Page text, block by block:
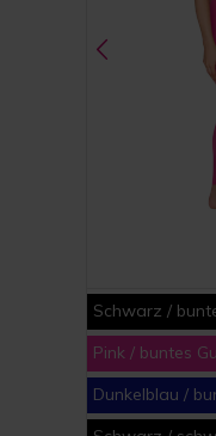
Schwarz /
Pink / buntes
Dunkelblau /